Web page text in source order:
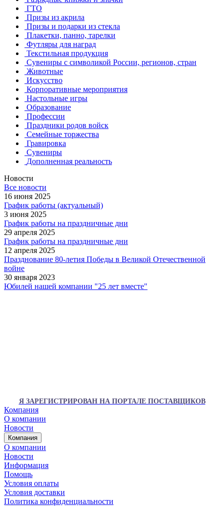
ГТО
Призы из акрила
Призы и подарки из стекла
Плакетки, панно, тарелки
Футляры для наград
Текстильная продукция
Сувениры с символикой России, регионов, стран
Животные
Искусство
Корпоративные мероприятия
Настольные игры
Образование
Профессии
Праздники родов войск
Семейные торжества
Гравировка
Сувениры
Дополненная реальность
Новости
Все новости
16 июня 2025
График работы (актуальный)
3 июня 2025
График работы на праздничные дни
29 апреля 2025
График работы на праздничные дни
12 апреля 2025
Празднование 80-летия Победы в Великой Отечественной
войне
30 января 2023
Юбилей нашей компании "25 лет вместе"
Я ЗАРЕГИСТРИРОВАН НА ПОРТАЛЕ ПОСТАВЩИКОВ
Компания
О компании
Новости
Компания
О компании
Новости
Информация
Помощь
Условия оплаты
Условия доставки
Политика конфиденциальности